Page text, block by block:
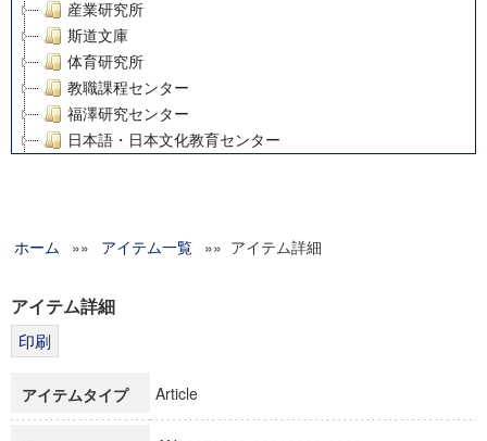
産業研究所
斯道文庫
体育研究所
教職課程センター
福澤研究センター
日本語・日本文化教育センター
グローバルリサーチインスティテュート
科学研究費補助金研究成果報告書
博士課程教育リーディングプログラム「超成熟社会発展のサ
ホーム »» アイテム一覧 »» アイテム詳細
アイテム詳細
アイテムタイプ Article